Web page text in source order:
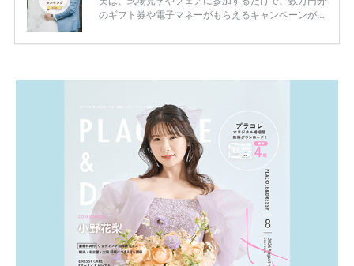
のギフト券や電子マネーがもらえるキャンペーンがあ
ため、比較せずに選ぶと損をしてしまうことも……。
一番お得？」「プラコレの特典は？」といった疑問も
解決します。 まずは診断で候補を絞れる「ウェディ
ング診断」か、体験型 […]続きを読む